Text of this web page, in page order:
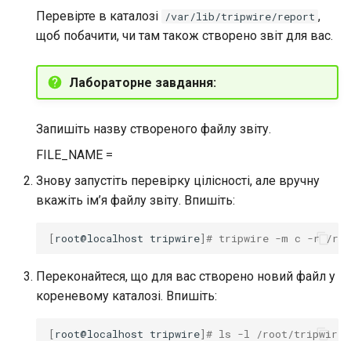
Перевірте в каталозі /var/lib/tripwire/report ,
щоб побачити, чи там також створено звіт для вас.
Лабораторне завдання:
Запишіть назву створеного файлу звіту.
FILE_NAME =
Знову запустіть перевірку цілісності, але вручну
вкажіть ім’я файлу звіту. Впишіть:
[root@localhost tripwire]# tripwire -m c -r /
Переконайтеся, що для вас створено новий файл у
кореневому каталозі. Впишіть:
[root@localhost tripwire]# ls -l /root/